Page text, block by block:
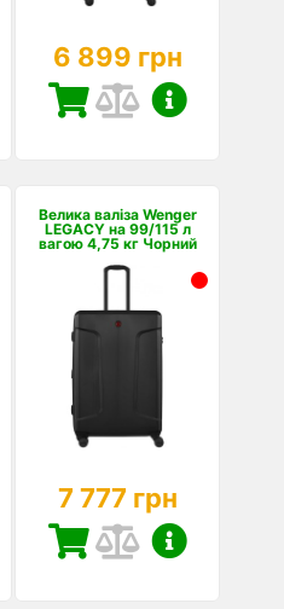
6 899 грн
Велика валіза Wenger
LEGACY на 99/115 л
вагою 4,75 кг Чорний
7 777 грн